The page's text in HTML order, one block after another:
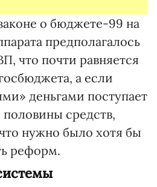
о бюджете-99 на
предполагалось
что почти равняется
а если
деньгами поступает
средств,
нужно было хотя бы
реформ.